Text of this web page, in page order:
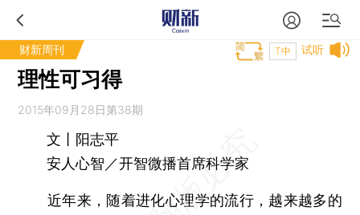
财新周刊 试听
T中
理性可习得
2015年09月28日第38期
文丨阳志平
安人心智／开智微播首席科学家
近年来，随着进化心理学的流行，越来越多的